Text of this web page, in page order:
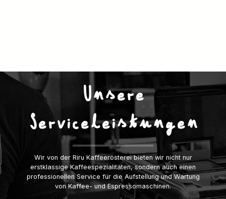
Unsere
Serviceleistungen
Wir von der Riru Kaffeerösterei bieten wir nicht nur
erstklassige Kaffeespezialitäten, sondern auch einen
professionellen Service für die Aufstellung und Wartung
von Kaffee- und Espressomaschinen.